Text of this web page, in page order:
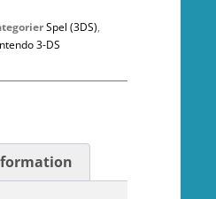
Spel (3DS),
3-DS